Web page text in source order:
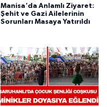
Manisa'da Anlamlı Ziyaret:
Şehit ve Gazi Ailelerinin
Sorunları Masaya Yatırıldı